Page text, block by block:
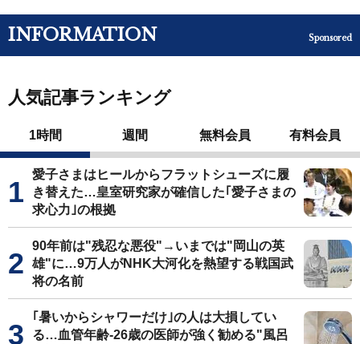
INFORMATION Sponsored
人気記事ランキング
1時間 週間 無料会員 有料会員
愛子さまはヒールからフラットシューズに履
き替えた…皇室研究家が確信した｢愛子さまの
求心力｣の根拠
90年前は"残忍な悪役"→いまでは"岡山の英
雄"に…9万人がNHK大河化を熱望する戦国武
将の名前
｢暑いからシャワーだけ｣の人は大損してい
る…血管年齢-26歳の医師が強く勧める"風呂